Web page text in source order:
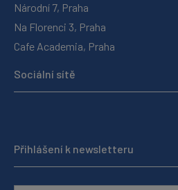
Národní 7, Praha
Na Florenci 3, Praha
Cafe Academia, Praha
Sociální sítě
Přihlášení k newsletteru